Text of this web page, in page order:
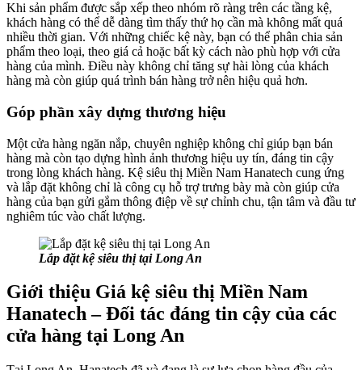
Khi sản phẩm được sắp xếp theo nhóm rõ ràng trên các tầng kệ,
khách hàng có thể dễ dàng tìm thấy thứ họ cần mà không mất quá
nhiều thời gian. Với những chiếc kệ này, bạn có thể phân chia sản
phẩm theo loại, theo giá cả hoặc bất kỳ cách nào phù hợp với cửa
hàng của mình. Điều này không chỉ tăng sự hài lòng của khách
hàng mà còn giúp quá trình bán hàng trở nên hiệu quả hơn.
Góp phần xây dựng thương hiệu
Một cửa hàng ngăn nắp, chuyên nghiệp không chỉ giúp bạn bán
hàng mà còn tạo dựng hình ảnh thương hiệu uy tín, đáng tin cậy
trong lòng khách hàng. Kệ siêu thị Miền Nam Hanatech cung ứng
và lắp đặt không chỉ là công cụ hỗ trợ trưng bày mà còn giúp cửa
hàng của bạn gửi gắm thông điệp về sự chỉnh chu, tận tâm và đầu tư
nghiêm túc vào chất lượng.
Lắp đặt kệ siêu thị tại Long An
Giới thiệu Giá kệ siêu thị Miền Nam
Hanatech – Đối tác đáng tin cậy của các
cửa hàng tại Long An